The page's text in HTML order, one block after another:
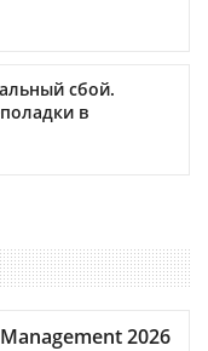
сбой.
в
2026